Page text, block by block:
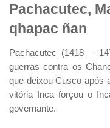
Pachacutec,
qhapac ñan
Pachacutec (1418 –
guerras contra os
que deixou Cusco após
vitória Inca forçou o
governante.